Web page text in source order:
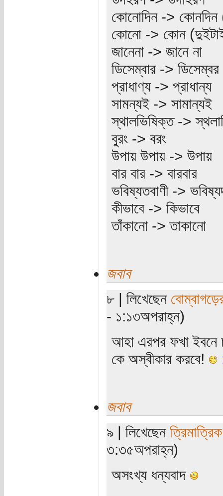
কোনোদিন ->
কোনো -> কোন
জানেনা -> জানে না
ডিসেম্বার -> ডিসেম্বর
প্রাধাণ্য -> প্রাধান্য
সামন্যই -> সামান্যই
স্থালভিষিক্ত ->
বুরং -> বরং
উপায় উপায় -> উপায়
বার বার -> বারবার
ভবিষ্যতবাণী ->
কীভাবে -> কিভাবে
তাঁকানো -> তাকানো
জবাব
৮ | লিখেছেন
- ১:১৩অপরাহ্ন)
আহা এরপর ফখা ইবনে
কে অস্বীকার করবে!
জবাব
৯ | লিখেছেন
৩:৩৫অপরাহ্ন)
অসংখ্য ধন্যবাদ